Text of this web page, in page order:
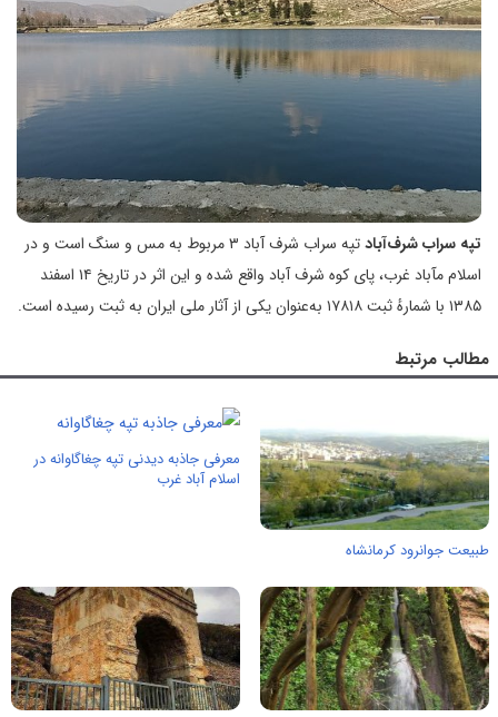
تپه سراب شرف‌آباد
تپه سراب شرف آباد ۳ مربوط به مس و سنگ است و در
اسلام مآباد غرب، پای کوه شرف آباد واقع شده و این اثر در تاریخ ۱۴ اسفند
۱۳۸۵ با شمارهٔ ثبت ۱۷۸۱۸ به‌عنوان یکی از آثار ملی ایران به ثبت رسیده است.
مطالب مرتبط
طبیعت جوانرود کرمانشاه
معرفی جاذبه دیدنی تپه چغاگاوانه در
اسلام آباد غرب